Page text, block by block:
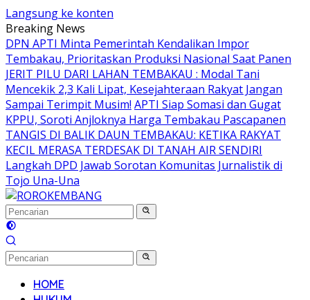
Langsung ke konten
Breaking News
DPN APTI Minta Pemerintah Kendalikan Impor
Tembakau, Prioritaskan Produksi Nasional Saat Panen
JERIT PILU DARI LAHAN TEMBAKAU ​: Modal Tani
Mencekik 2,3 Kali Lipat, Kesejahteraan Rakyat Jangan
Sampai Terimpit Musim! APTI Siap Somasi dan Gugat
KPPU, Soroti Anjloknya Harga Tembakau Pascapanen
TANGIS DI BALIK DAUN TEMBAKAU: KETIKA RAKYAT
KECIL MERASA TERDESAK DI TANAH AIR SENDIRI
Langkah DPD Jawab Sorotan Komunitas Jurnalistik di
Tojo Una-Una
HOME